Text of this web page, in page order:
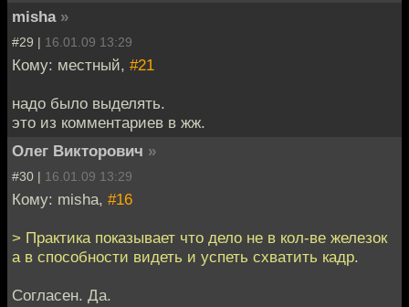
misha »
#29 | 16.01.09 13:29
Кому: местный, #21
надо было выделять.
это из комментариев в жж.
Олег Викторович »
#30 | 16.01.09 13:29
Кому: misha, #16
> Практика показывает что дело не в кол-ве железок
а в способности видеть и успеть схватить кадр.
Согласен. Да.